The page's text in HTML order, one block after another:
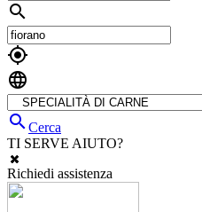



Cerca
TI SERVE AIUTO?
Richiedi assistenza